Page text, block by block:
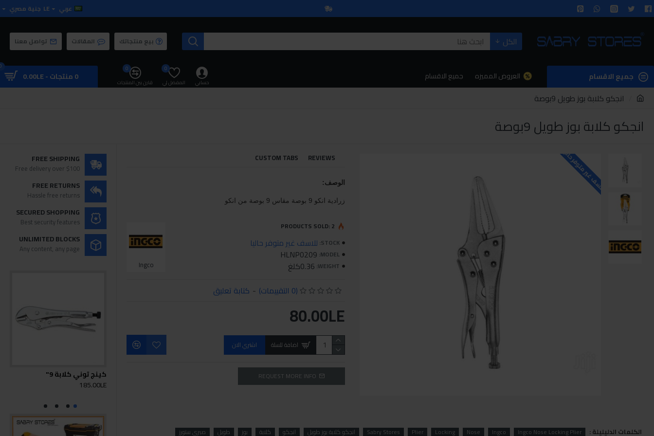
عربي LE جنية مصري
الكل بيع منتجاتك المقالات تواصل معنا
جميع الاقسام العروض المميزه جميع الاقسام
حسابي المفضل لي
0
قارن بين المنتجات
0
0 منتجات - 0.00LE
انجكو كلابة بوز طويل 9بوصة
انجكو كلابة بوز طويل 9بوصة
للاسف غير متوفر حاليا REVIEWS
CUSTOM TABS
الوصف:
زرادية انكو 9 بوصة مقاس 9 بوصة من انكو
STOCK: للاسف غير متوفر حاليا
MODEL:
HLNP0209
WEIGHT: 0.36كلغ Ingco
PRODUCTS SOLD: 2
(0 التقييمات) - كتابة تعليق
80.00LE
اضافة للسلة اشتري الان
REQUEST MORE INFO
الكلمات الدليليلة : Ingco Nose Locking Plier
Ingco
Nose
Locking
Plier
Sabry Stores انجكو كلابة بوز طويل انجكو كلابة بوز طويل صبري ستورز
FREE SHIPPING
Free delivery over $100
FREE RETURNS
Hassle free returns
SECURED SHOPPING
Best security features
UNLIMITED BLOCKS
Any content, any page
كينج توني كلابة 9"
185.00LE